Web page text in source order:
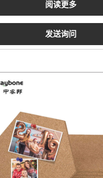
阅读更多
发送询问